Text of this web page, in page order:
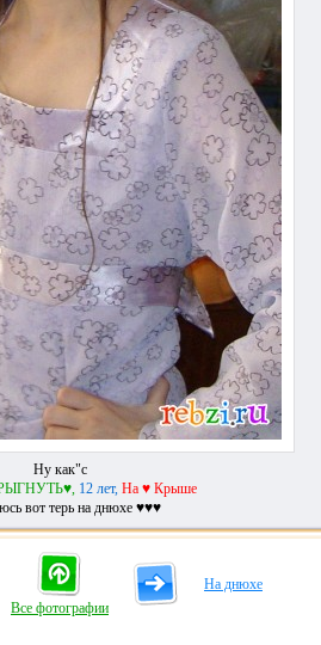
Ну как"с
12 лет, На ♥ Крыше
вот терь на днюхе ♥♥♥
Все фотографии
На днюхе